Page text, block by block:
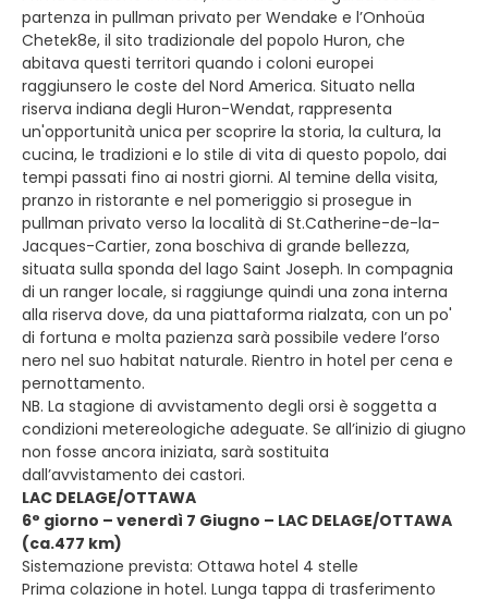
partenza in pullman privato per Wendake e l’Onhoüa
Chetek8e, il sito tradizionale del popolo Huron, che
abitava questi territori quando i coloni europei
raggiunsero le coste del Nord America. Situato nella
riserva indiana degli Huron-Wendat, rappresenta
un'opportunità unica per scoprire la storia, la cultura, la
cucina, le tradizioni e lo stile di vita di questo popolo, dai
tempi passati fino ai nostri giorni. Al temine della visita,
pranzo in ristorante e nel pomeriggio si prosegue in
pullman privato verso la località di St.Catherine-de-la-
Jacques-Cartier, zona boschiva di grande bellezza,
situata sulla sponda del lago Saint Joseph. In compagnia
di un ranger locale, si raggiunge quindi una zona interna
alla riserva dove, da una piattaforma rialzata, con un po'
di fortuna e molta pazienza sarà possibile vedere l’orso
nero nel suo habitat naturale. Rientro in hotel per cena e
pernottamento.
NB. La stagione di avvistamento degli orsi è soggetta a
condizioni metereologiche adeguate. Se all’inizio di giugno
non fosse ancora iniziata, sarà sostituita
dall’avvistamento dei castori.
LAC DELAGE/OTTAWA
6° giorno – venerdì 7 Giugno – LAC DELAGE/OTTAWA
(ca.477 km)
Sistemazione prevista: Ottawa hotel 4 stelle
Prima colazione in hotel. Lunga tappa di trasferimento